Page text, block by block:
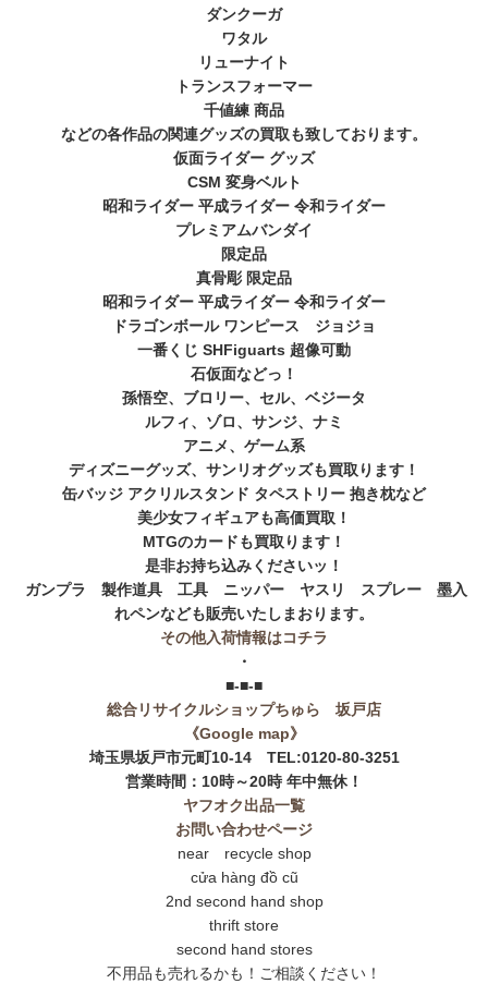
ダンクーガ
ワタル
リューナイト
トランスフォーマー
千値練 商品
などの各作品の関連グッズの買取も致しております。
仮面ライダー グッズ
CSM 変身ベルト
昭和ライダー 平成ライダー 令和ライダー
プレミアムバンダイ
限定品
真骨彫 限定品
昭和ライダー 平成ライダー 令和ライダー
ドラゴンボール ワンピース ジョジョ
一番くじ SHFiguarts 超像可動
石仮面などっ！
孫悟空、ブロリー、セル、ベジータ
ルフィ、ゾロ、サンジ、ナミ
アニメ、ゲーム系
ディズニーグッズ、サンリオグッズも買取ります！
缶バッジ アクリルスタンド タペストリー 抱き枕など
美少女フィギュアも高価買取！
MTGのカードも買取ります！
是非お持ち込みくださいッ！
ガンプラ 製作道具 工具 ニッパー ヤスリ スプレー 墨入
れペンなども販売いたしまおります。
その他入荷情報はコチラ
・
■-■-■
総合リサイクルショップちゅら 坂戸店
《Google map》
埼玉県坂戸市元町10-14 TEL:0120-80-3251
営業時間：10時～20時 年中無休！
ヤフオク出品一覧
お問い合わせページ
near recycle shop
cửa hàng đồ cũ
2nd second hand shop
thrift store
second hand stores
不用品も売れるかも！ご相談ください！